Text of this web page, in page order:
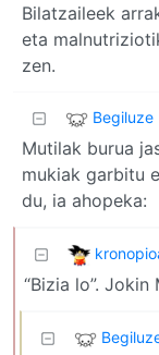
Bilatzaileek
eta
zen.
Begiluze
Mutilak burua
mukiak garbitu
du, ia ahopeka:
“Bizia lo”. Jokin